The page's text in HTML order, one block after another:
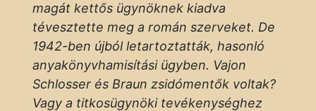
magát kettős ügynöknek kiadva
tévesztette meg a román szerveket. De
1942-ben újból letartoztatták, hasonló
anyakönyvhamisítási ügyben. Vajon
Schlosser és Braun zsidómentők voltak?
Vagy a titkosügynöki tevékenységhez